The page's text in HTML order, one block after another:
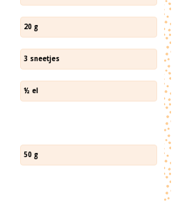
20 g
3 sneetjes
½ el
50 g